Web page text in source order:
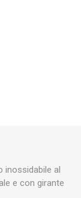
inossidabile al
e con girante